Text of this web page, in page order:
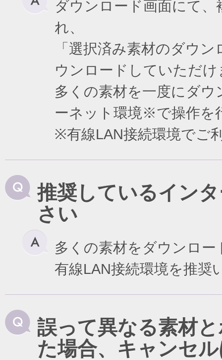
ダウンロード画面にて
れ、
「選択済み素材のダウ
ウンロードしていただけ
多くの素材を一度にダ
ーネット環境※で操作を
※有線LAN接続環境でご
推奨しているイン
さい
多くの素材をダウンロ
有線LAN接続環境を推奨
誤って異なる素材
た場合、キャンセ